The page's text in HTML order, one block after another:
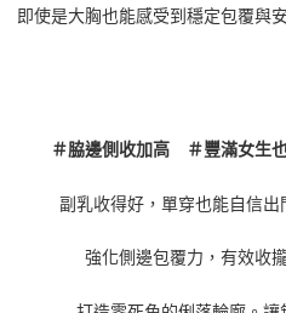
即使是大胸也能感受到穩定包覆與
＃脇邊側收加高 ＃豐滿女生
副乳收得好，單穿也能自信出
強化側邊包覆力，有效收